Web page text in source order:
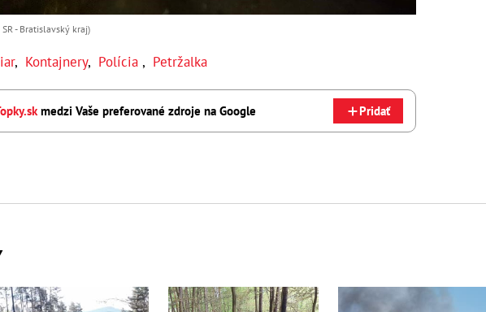
- Bratislavský kraj )
, Kontajnery, Polícia , Petržalka
medzi Vaše preferované zdroje na Google Pridať